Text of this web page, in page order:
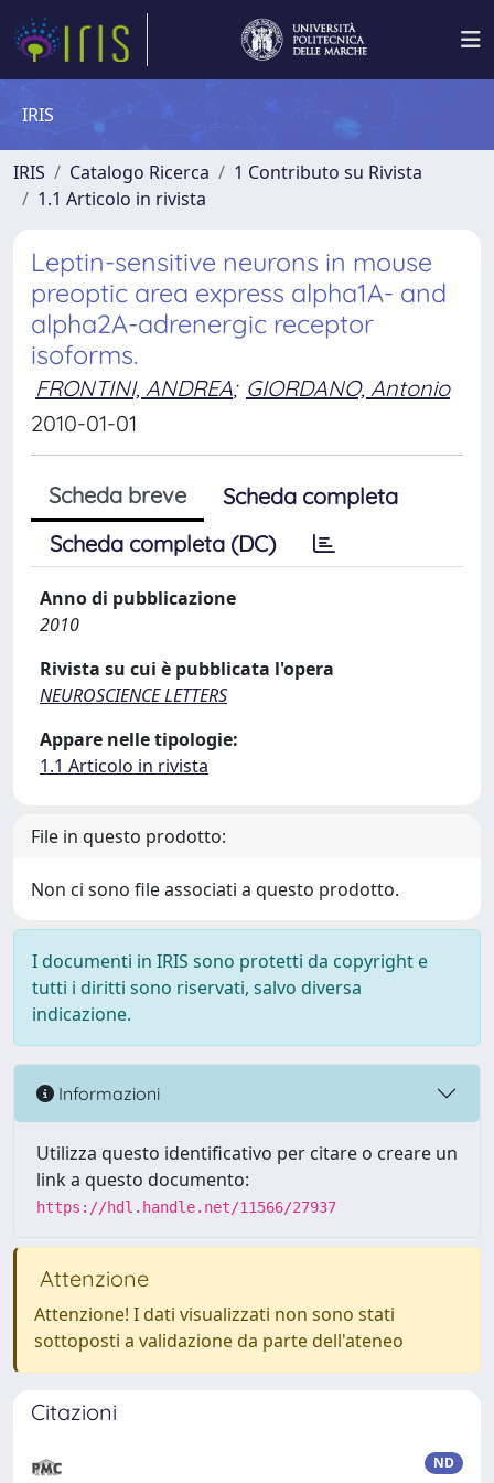
IRIS
IRIS Catalogo Ricerca
1 Contributo su Rivista
1.1 Articolo in rivista
Leptin-sensitive neurons in mouse
preoptic area express alpha1A- and
alpha2A-adrenergic receptor
isoforms.
FRONTINI, ANDREA; GIORDANO, Antonio
2010-01-01
Scheda breve
Scheda completa
Scheda completa (DC)
Anno di pubblicazione
2010
Rivista su cui è pubblicata l'opera
NEUROSCIENCE LETTERS
Appare nelle tipologie:
1.1 Articolo in rivista
File in questo prodotto:
Non ci sono file associati a questo prodotto.
I documenti in IRIS sono protetti da copyright e
tutti i diritti sono riservati, salvo diversa
indicazione.
Informazioni
Utilizza questo identificativo per citare o creare un
link a questo documento:
https://hdl.handle.net/11566/27937
Attenzione
Attenzione! I dati visualizzati non sono stati
sottoposti a validazione da parte dell'ateneo
Citazioni
ND